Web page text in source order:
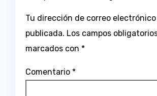
Tu dirección de correo electrónico
publicada. Los campos
marcados con *
Comentario *